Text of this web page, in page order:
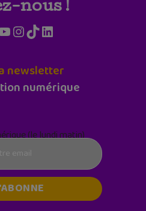
nous !
Instagram
TikTokLinkedIn
newsletter
numérique
(le lundi matin)